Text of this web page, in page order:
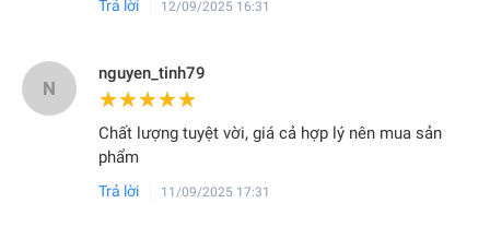
Trả lời 12/09/2025 16:31
N
nguyen_tinh79
★★★★★
★★★★★
Chất lượng tuyệt vời, giá cả hợp lý nên mua sản
phẩm
Trả lời 11/09/2025 17:31